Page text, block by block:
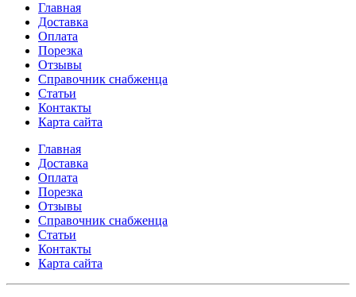
Главная
Доставка
Оплата
Порезка
Отзывы
Справочник снабженца
Статьи
Контакты
Карта сайта
Главная
Доставка
Оплата
Порезка
Отзывы
Справочник снабженца
Статьи
Контакты
Карта сайта